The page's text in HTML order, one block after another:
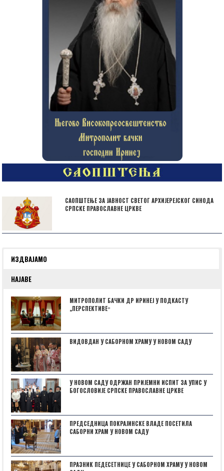
САОПШТЕЊЕ ЗА ЈАВНОСТ СВЕТОГ АРХИЈЕРЕЈСКОГ СИНОДА
СРПСКЕ ПРАВОСЛАВНЕ ЦРКВЕ
ИЗДВАЈАМО
НАЈАВЕ
МИТРОПОЛИТ БАЧКИ ДР ИРИНЕЈ У ПОДКАСТУ
„ПЕРСПЕКТИВЕˮ
ВИДОВДАН У САБОРНОМ ХРАМУ У НОВОМ САДУ
У НОВОМ САДУ ОДРЖАН ПРИЈЕМНИ ИСПИТ ЗА УПИС У
БОГОСЛОВИЈЕ СРПСКЕ ПРАВОСЛАВНЕ ЦРКВЕ
ПРЕДСЕДНИЦА ПОКРАЈИНСКЕ ВЛАДЕ ПОСЕТИЛА
САБОРНИ ХРАМ У НОВОМ САДУ
ПРАЗНИК ПЕДЕСЕТНИЦЕ У САБОРНОМ ХРАМУ У НОВОМ